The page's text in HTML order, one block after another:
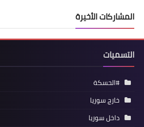
المشاركات الأخيرة
التسميات
#الحسكة
خارج سوريا
داخل سوريا